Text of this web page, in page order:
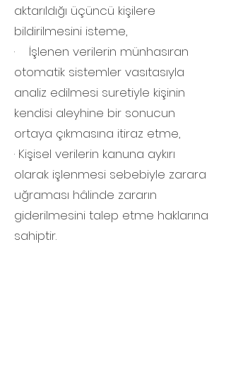
aktarıldığı üçüncü kişilere
bildirilmesini isteme,
· İşlenen verilerin münhasıran
otomatik sistemler vasıtasıyla
analiz edilmesi suretiyle kişinin
kendisi aleyhine bir sonucun
ortaya çıkmasına itiraz etme,
· Kişisel verilerin kanuna aykırı
olarak işlenmesi sebebiyle zarara
uğraması hâlinde zararın
giderilmesini talep etme haklarına
sahiptir.